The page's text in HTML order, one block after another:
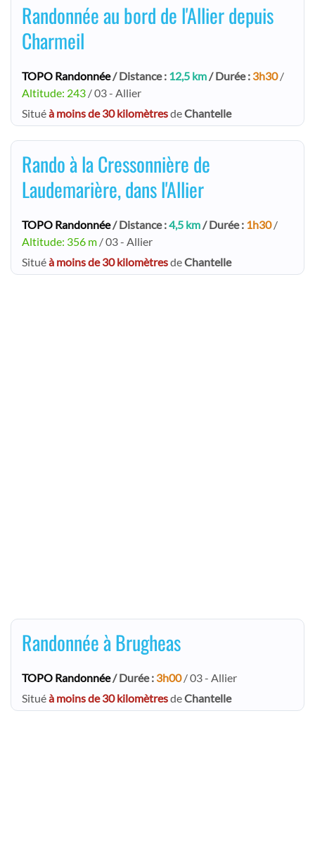
Randonnée au bord de l'Allier depuis
Charmeil
TOPO Randonnée/ Distance : 12,5 km/ Durée : 3h30/
Altitude: 243 / 03 - Allier
Situéà moins de 30 kilomètresdeChantelle
Rando à la Cressonnière de
Laudemarière, dans l'Allier
TOPO Randonnée/ Distance :4,5 km/ Durée : 1h30/
Altitude: 356 m / 03 - Allier
Situéà moins de 30 kilomètresdeChantelle
Randonnée à Brugheas
TOPO Randonnée/ Durée : 3h00/ 03 - Allier
Situéà moins de 30 kilomètresdeChantelle